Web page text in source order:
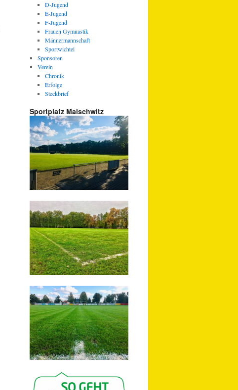
D-Jugend
E-Jugend
F-Jugend
Frauen Gymnastik
Männermannschaft
Sportwichtel
Sponsoren
Verein
Chronik
Erfolge
Steckbrief
Sportplatz Malschwitz